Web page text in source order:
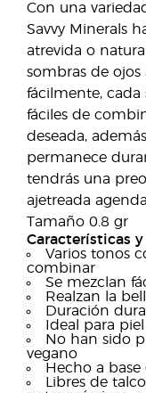
Con una
Savvy Minerals
atrevida o
sombras de ojos
fácilmente, cada
fáciles de
deseada,
permanece
tendrás una
ajetreada agenda.
Tamaño 0.8 gr
Características
Varios tonos
combinar
Se mezclan
Realzan la
Duración
Ideal para
No han sido
vegano
Hecho a
Libres de